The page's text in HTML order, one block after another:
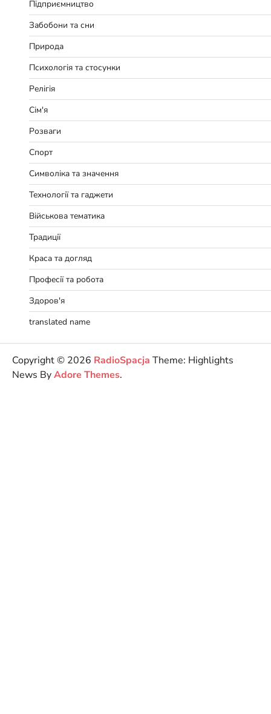
Підприємництво
Забобони та сни
Природа
Психологія та стосунки
Релігія
Сім'я
Розваги
Спорт
Символіка та значення
Технології та гаджети
Військова тематика
Традиції
Краса та догляд
Професії та робота
Здоров'я
translated name
Copyright © 2026 RadioSpacja Theme: Highlights
News ByAdore Themes.